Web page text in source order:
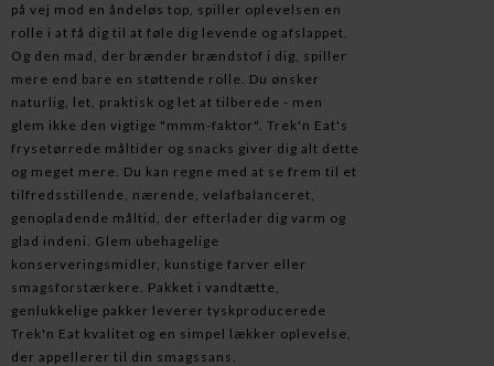
på vej mod en åndeløs top, spiller oplevelsen en
rolle i at få dig til at føle dig levende og afslappet.
Og den mad, der brænder brændstof i dig, spiller
mere end bare en støttende rolle. Du ønsker
naturlig, let, praktisk og let at tilberede - men
glem ikke den vigtige "mmm-faktor". Trek'n Eat's
frysetørrede måltider og snacks giver dig alt dette
og meget mere. Du kan regne med at se frem til et
tilfredsstillende, nærende, velafbalanceret,
genopladende måltid, der efterlader dig varm og
glad indeni. Glem ubehagelige
konserveringsmidler, kunstige farver eller
smagsforstærkere. Pakket i vandtætte,
genlukkelige pakker leverer tyskproducerede
Trek'n Eat kvalitet og en simpel lækker oplevelse,
der appellerer til din smagssans.